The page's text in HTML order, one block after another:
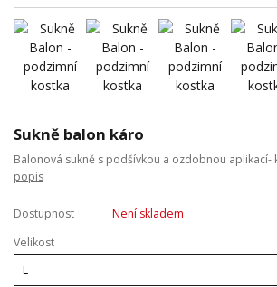
Sukně balon káro
Balonová sukně s podšívkou a ozdobnou aplikací-
popis
Dostupnost
Není skladem
Velikost